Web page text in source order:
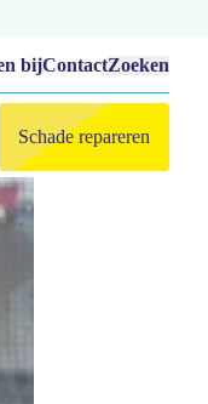
bijContactZoeken
Schade repareren